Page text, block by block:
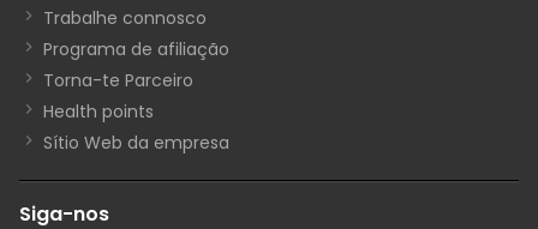
Trabalhe connosco
Programa de afiliação
Torna-te Parceiro
Health points
Sítio Web da empresa
Siga-nos